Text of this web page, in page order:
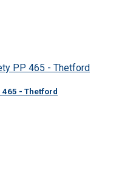
- Thetford